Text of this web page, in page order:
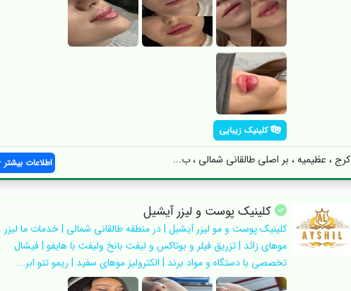
کلینیک زیبایی
کرج ، عظیمیه ، بر اصلی طالقانی شمالی ، ب... اطلاعات بیشتر
کلینیک پوست و لیزر آیشیل
کلینیک پوست و مو لیزر آیشیل | در منطقه طالقانی شمالی | خدمات ما لیزر
موهای زائد | تزریق فیلر و بوتاکس و لیفت بانخ ولیفت با هایفو | فیشال
تخصصی با دستگاه و مواد برند | الکترولیز موهای سفید | ریمو تتو ابر...